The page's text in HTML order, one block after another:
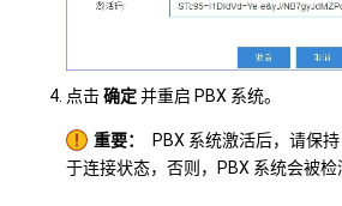
点击确定并重启 PBX 系统。
重要：
PBX 系统激活后，请保
于连接状态，否则，PBX 系统会被检